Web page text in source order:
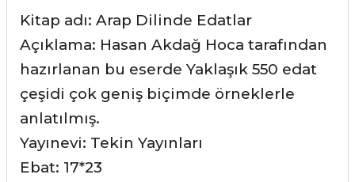
Kitap adı: Arap Dilinde Edatlar
Açıklama: Hasan Akdağ Hoca tarafından
hazırlanan bu eserde Yaklaşık 550 edat
çeşidi çok geniş biçimde örneklerle
anlatılmış.
Yayınevi: Tekin Yayınları
Ebat: 17*23